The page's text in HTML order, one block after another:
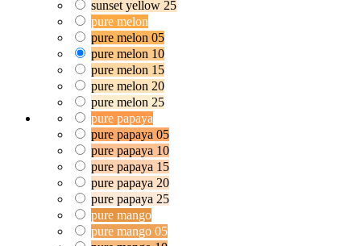
sunset yellow 25
pure melon
pure melon 05
pure melon 10
pure melon 15
pure melon 20
pure melon 25
pure papaya
pure papaya 05
pure papaya 10
pure papaya 15
pure papaya 20
pure papaya 25
pure mango
pure mango 05